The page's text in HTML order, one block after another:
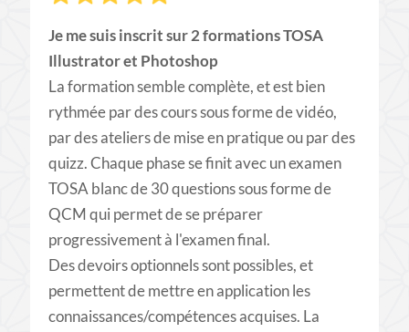
Je me suis inscrit sur 2 formations TOSA
Illustrator et Photoshop
​La formation semble complète, et est bien
rythmée par des cours sous forme de vidéo,
par des ateliers de mise en pratique ou par des
quizz. Chaque phase se finit avec un examen
TOSA blanc de 30 questions sous forme de
QCM qui permet de se préparer
progressivement à l'examen final.
Des devoirs optionnels sont possibles, et
permettent de mettre en application les
connaissances/compétences acquises. La